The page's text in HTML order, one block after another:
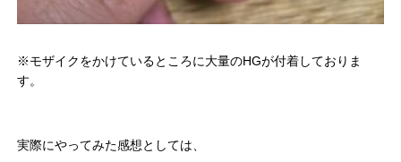
※モザイクをかけているところに大量のHGが付着しておりま
す。
実際にやってみた感想としては、